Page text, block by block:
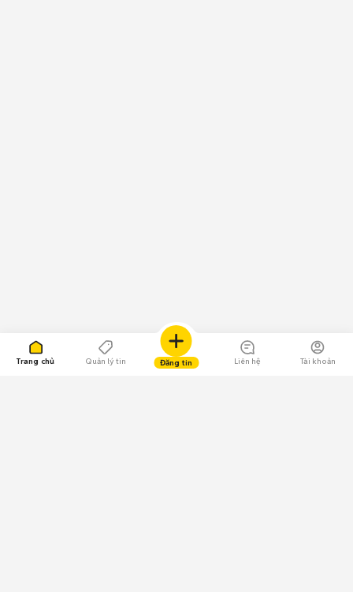
Trang chủ Quản lý tin Đăng tin Liên hệ Tài khoản